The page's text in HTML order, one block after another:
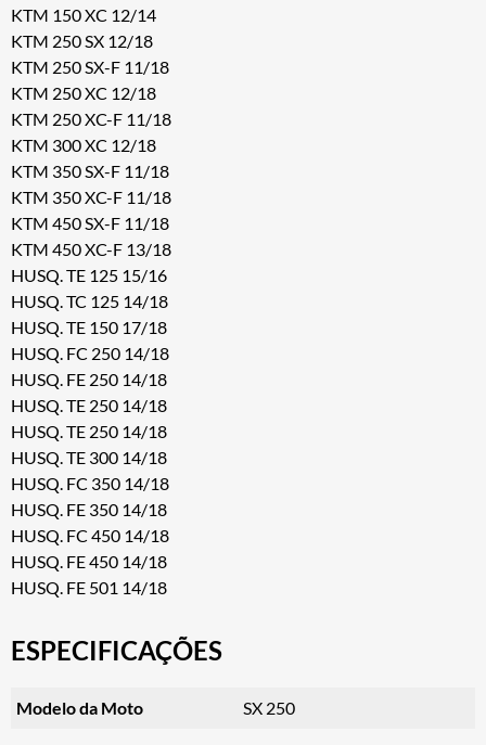
KTM 150 XC 12/14
KTM 250 SX 12/18
KTM 250 SX-F 11/18
KTM 250 XC 12/18
KTM 250 XC-F 11/18
KTM 300 XC 12/18
KTM 350 SX-F 11/18
KTM 350 XC-F 11/18
KTM 450 SX-F 11/18
KTM 450 XC-F 13/18
HUSQ. TE 125 15/16
HUSQ. TC 125 14/18
HUSQ. TE 150 17/18
HUSQ. FC 250 14/18
HUSQ. FE 250 14/18
HUSQ. TE 250 14/18
HUSQ. TE 250 14/18
HUSQ. TE 300 14/18
HUSQ. FC 350 14/18
HUSQ. FE 350 14/18
HUSQ. FC 450 14/18
HUSQ. FE 450 14/18
HUSQ. FE 501 14/18
ESPECIFICAÇÕES
Modelo da Moto SX 250